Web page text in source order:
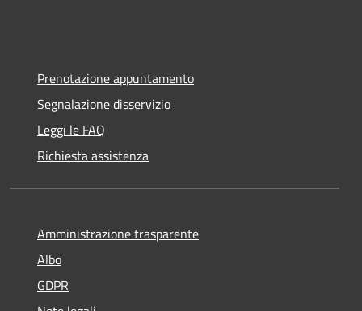
Prenotazione appuntamento
Segnalazione disservizio
Leggi le FAQ
Richiesta assistenza
Amministrazione trasparente
Albo
GDPR